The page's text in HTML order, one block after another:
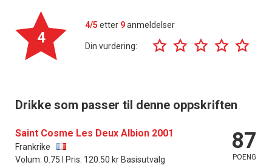
4
4/5 etter 9anmeldelser
Din vurdering:
Drikke som passer til denne oppskriften
Saint Cosme Les Deux Albion 2001
Frankrike
Volum: 0.75 l Pris: 120.50 kr Basisutvalg
87
POENG